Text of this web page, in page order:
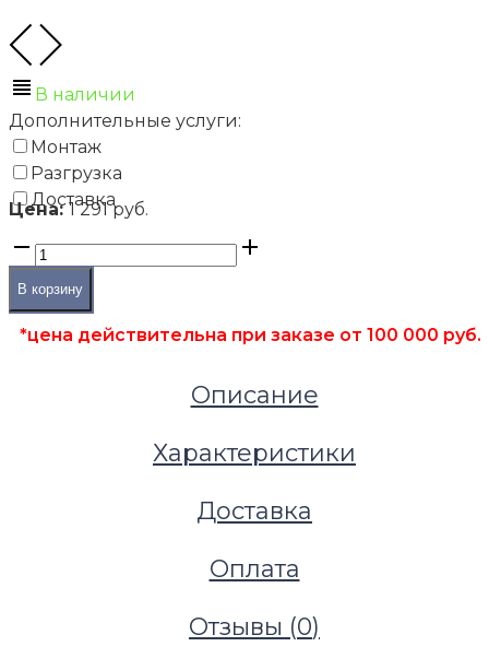
Фальшпол из ДСП Lindner Ligna М38мм, низ
алюминиевая фольга 0,05мм
В наличии
Дополнительные услуги:
Монтаж
Разгрузка
Доставка
Цена:1 291 руб.
В корзину
*цена действительна при заказе от 100 000 руб.
Описание
Характеристики
Доставка
Оплата
Отзывы (0)